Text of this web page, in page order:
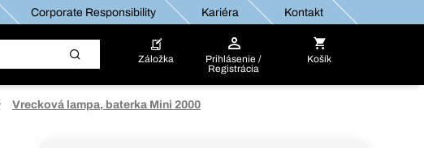
Corporate Responsibility Kariéra Kontakt
Záložka
Prihlásenie /
Registrácia
Košík
Vrecková lampa, baterka Mini 2000